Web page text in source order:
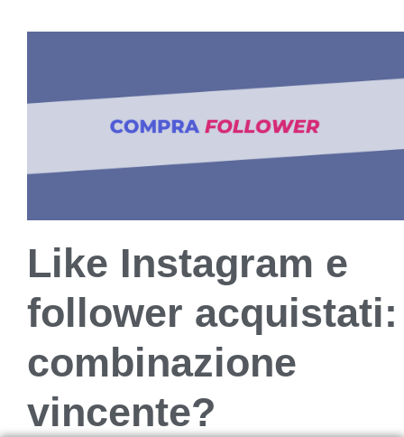
Like Instagram e
follower acquistati:
combinazione
vincente?